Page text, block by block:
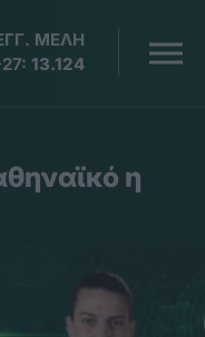
ΜΕΛΗ
13.124
η